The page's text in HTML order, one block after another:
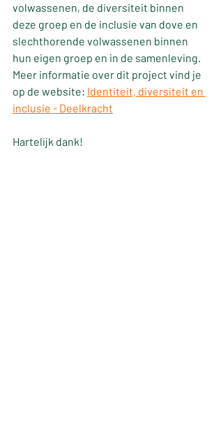
volwassenen, de diversiteit binnen
deze groep en de inclusie van dove en
slechthorende volwassenen binnen
hun eigen groep en in de samenleving.
Meer informatie over dit project vind je
op de website: Identiteit, diversiteit en
inclusie - Deelkracht
Hartelijk dank!